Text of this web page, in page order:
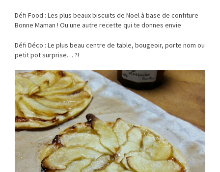
Défi Food : Les plus beaux biscuits de Noël à base de confiture
Bonne Maman ! Ou une autre recette qui te donnes envie
Défi Déco : Le plus beau centre de table, bougeoir, porte nom ou
petit pot surprise… ?!